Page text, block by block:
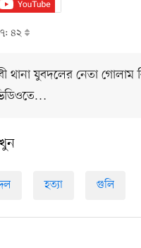
৪২
থানা যুবদলের নেতা গোলাম
হত্যা গুলি